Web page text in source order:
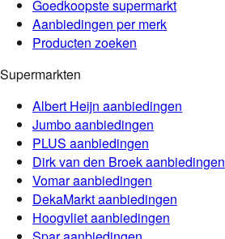
Goedkoopste supermarkt
Aanbiedingen per merk
Producten zoeken
Supermarkten
Albert Heijn aanbiedingen
Jumboaanbiedingen
PLUS aanbiedingen
Dirk van den Broekaanbiedingen
Vomaraanbiedingen
DekaMarktaanbiedingen
Hoogvlietaanbiedingen